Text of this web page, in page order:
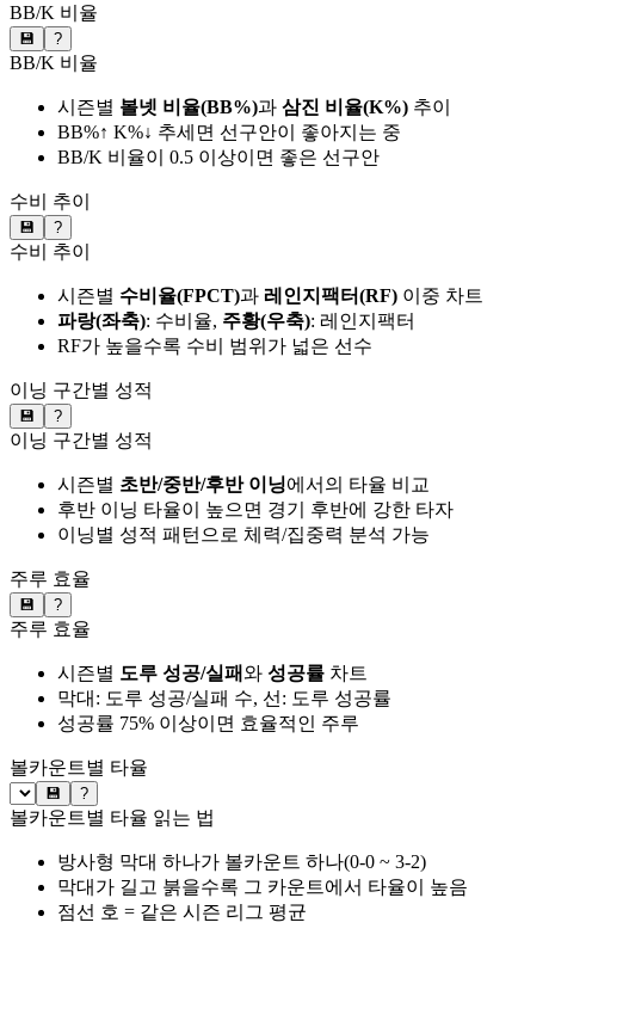
BB/K 비율
💾 ?
BB/K 비율
시즌별 볼넷 비율(BB%)과 삼진 비율(K%) 추이
BB%↑ K%↓ 추세면 선구안이 좋아지는 중
BB/K 비율이 0.5 이상이면 좋은 선구안
수비 추이
💾 ?
수비 추이
시즌별 수비율(FPCT)과 레인지팩터(RF) 이중 차트
파랑(좌축): 수비율, 주황(우축): 레인지팩터
RF가 높을수록 수비 범위가 넓은 선수
이닝 구간별 성적
💾 ?
이닝 구간별 성적
시즌별 초반/중반/후반 이닝에서의 타율 비교
후반 이닝 타율이 높으면 경기 후반에 강한 타자
이닝별 성적 패턴으로 체력/집중력 분석 가능
주루 효율
💾 ?
주루 효율
시즌별 도루 성공/실패와 성공률 차트
막대: 도루 성공/실패 수, 선: 도루 성공률
성공률 75% 이상이면 효율적인 주루
볼카운트별 타율
💾 ?
볼카운트별 타율 읽는 법
방사형 막대 하나가 볼카운트 하나(0-0 ~ 3-2)
막대가 길고 붉을수록 그 카운트에서 타율이 높음
점선 호 = 같은 시즌 리그 평균